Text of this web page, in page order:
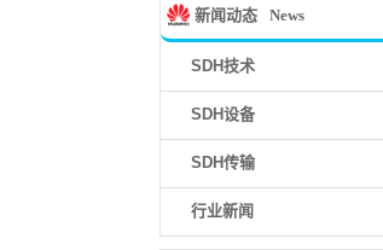
新闻动态 News
SDH技术
SDH设备
SDH传输
行业新闻
深圳鼎为网络科,一家从事华为Optix OSN3500